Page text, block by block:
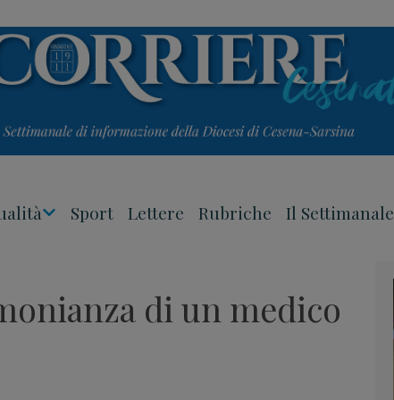
Sport Lettere Rubriche Il Settimanale
di un medico